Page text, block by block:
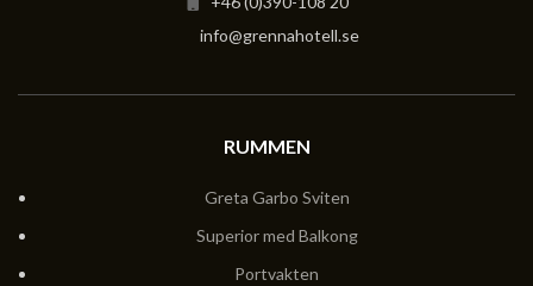
info@grennahotell.se
RUMMEN
Greta Garbo Sviten
Superior med Balkong
Portvakten